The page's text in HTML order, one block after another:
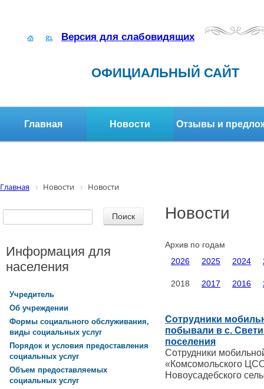
Версия для слабовидящих
ОФИЦИАЛЬНЫЙ САЙТ
Главная Новости Отзывы и
Главная Новости Новости
Новости
Архив по годам
2026
2025 2024
2018 2017 2016
Сотрудники
побывали в с.
поселения
Сотрудники
«Комсомольского
Новоусадебского
Информация для
населения
Учредитель
Об учреждении
Формы социального обслуживания,
виды социальных услуг
Порядок и условия предоставления
социальных услуг
Объем предоставляемых
социальных услуг